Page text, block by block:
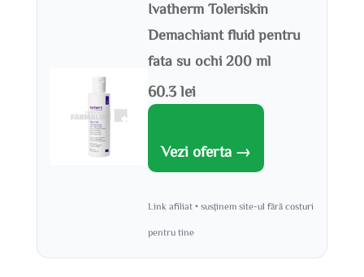
Ivatherm Toleriskin
Demachiant fluid pentru
fata su ochi 200 ml
60.3 lei
Vezi oferta →
Link afiliat • susținem site-ul fără costuri
pentru tine